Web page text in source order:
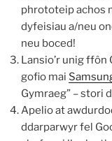
phrototeip achos
dyfeisiau a/neu
neu boced!
Lansio’r unig ffôn
gofio mai
Gymraeg” – stori
Apelio at
ddarparwyr fel